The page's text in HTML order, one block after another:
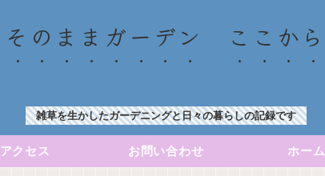
そのままガーデン ここから
雑草を生かしたガーデニングと日々の暮らしの記録です
アクセス お問い合わせ ホーム